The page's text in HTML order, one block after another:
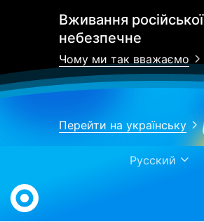
Вживання російської
небезпечне
Чому ми так вважаємо
Перейти на українську
Русский
Work.ua